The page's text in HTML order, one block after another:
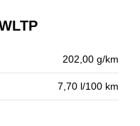
202,00 g/km
7,70 l/100 km